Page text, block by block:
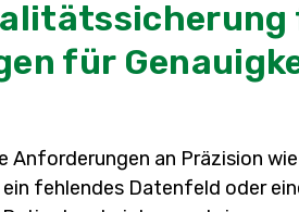
für
Anforderungen an Präzision
ein fehlendes Datenfeld oder